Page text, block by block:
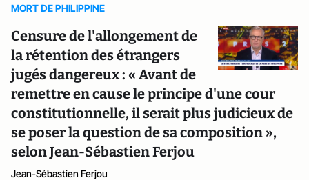
MORT DE PHILIPPINE
Censure de l'allongement de
la rétention des étrangers
jugés dangereux : « Avant de
remettre en cause le principe d'une cour
constitutionnelle, il serait plus judicieux de
se poser la question de sa composition »,
selon Jean-Sébastien Ferjou
Jean-Sébastien Ferjou